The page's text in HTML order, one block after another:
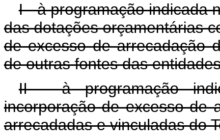
I - à programação indicada
das dotações orçamentárias
de excesso de arrecadação
de outras fontes das
II - à programação
incorporação de excesso de
arrecadadas e vinculadas do